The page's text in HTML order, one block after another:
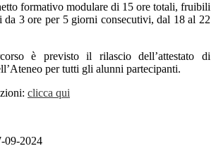
formativo modulare di 15 ore totali, fruibili
da 3 ore per 5 giorni consecutivi, dal 18 al 22
è previsto il rilascio dell’attestato di
per tutti gli alunni partecipanti.
clicca qui
09-2024